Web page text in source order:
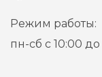
Режим работы:
пн-сб с 10:00